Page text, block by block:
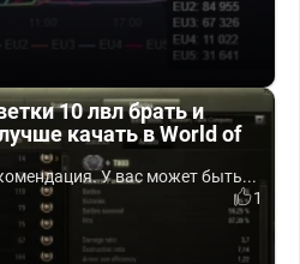
10 лвл брать и
качать в World of
У вас может быть...
1